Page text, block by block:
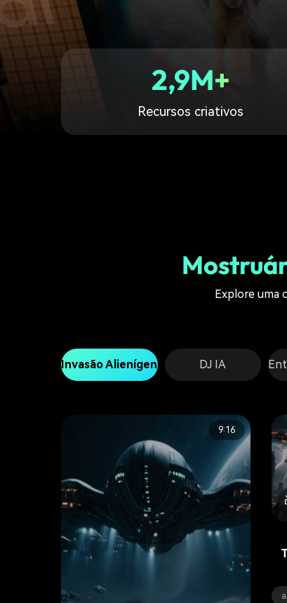
2,9M+
Recursos criativos
Explore uma
Invasão Alienígena por IA DJ IA
9:16